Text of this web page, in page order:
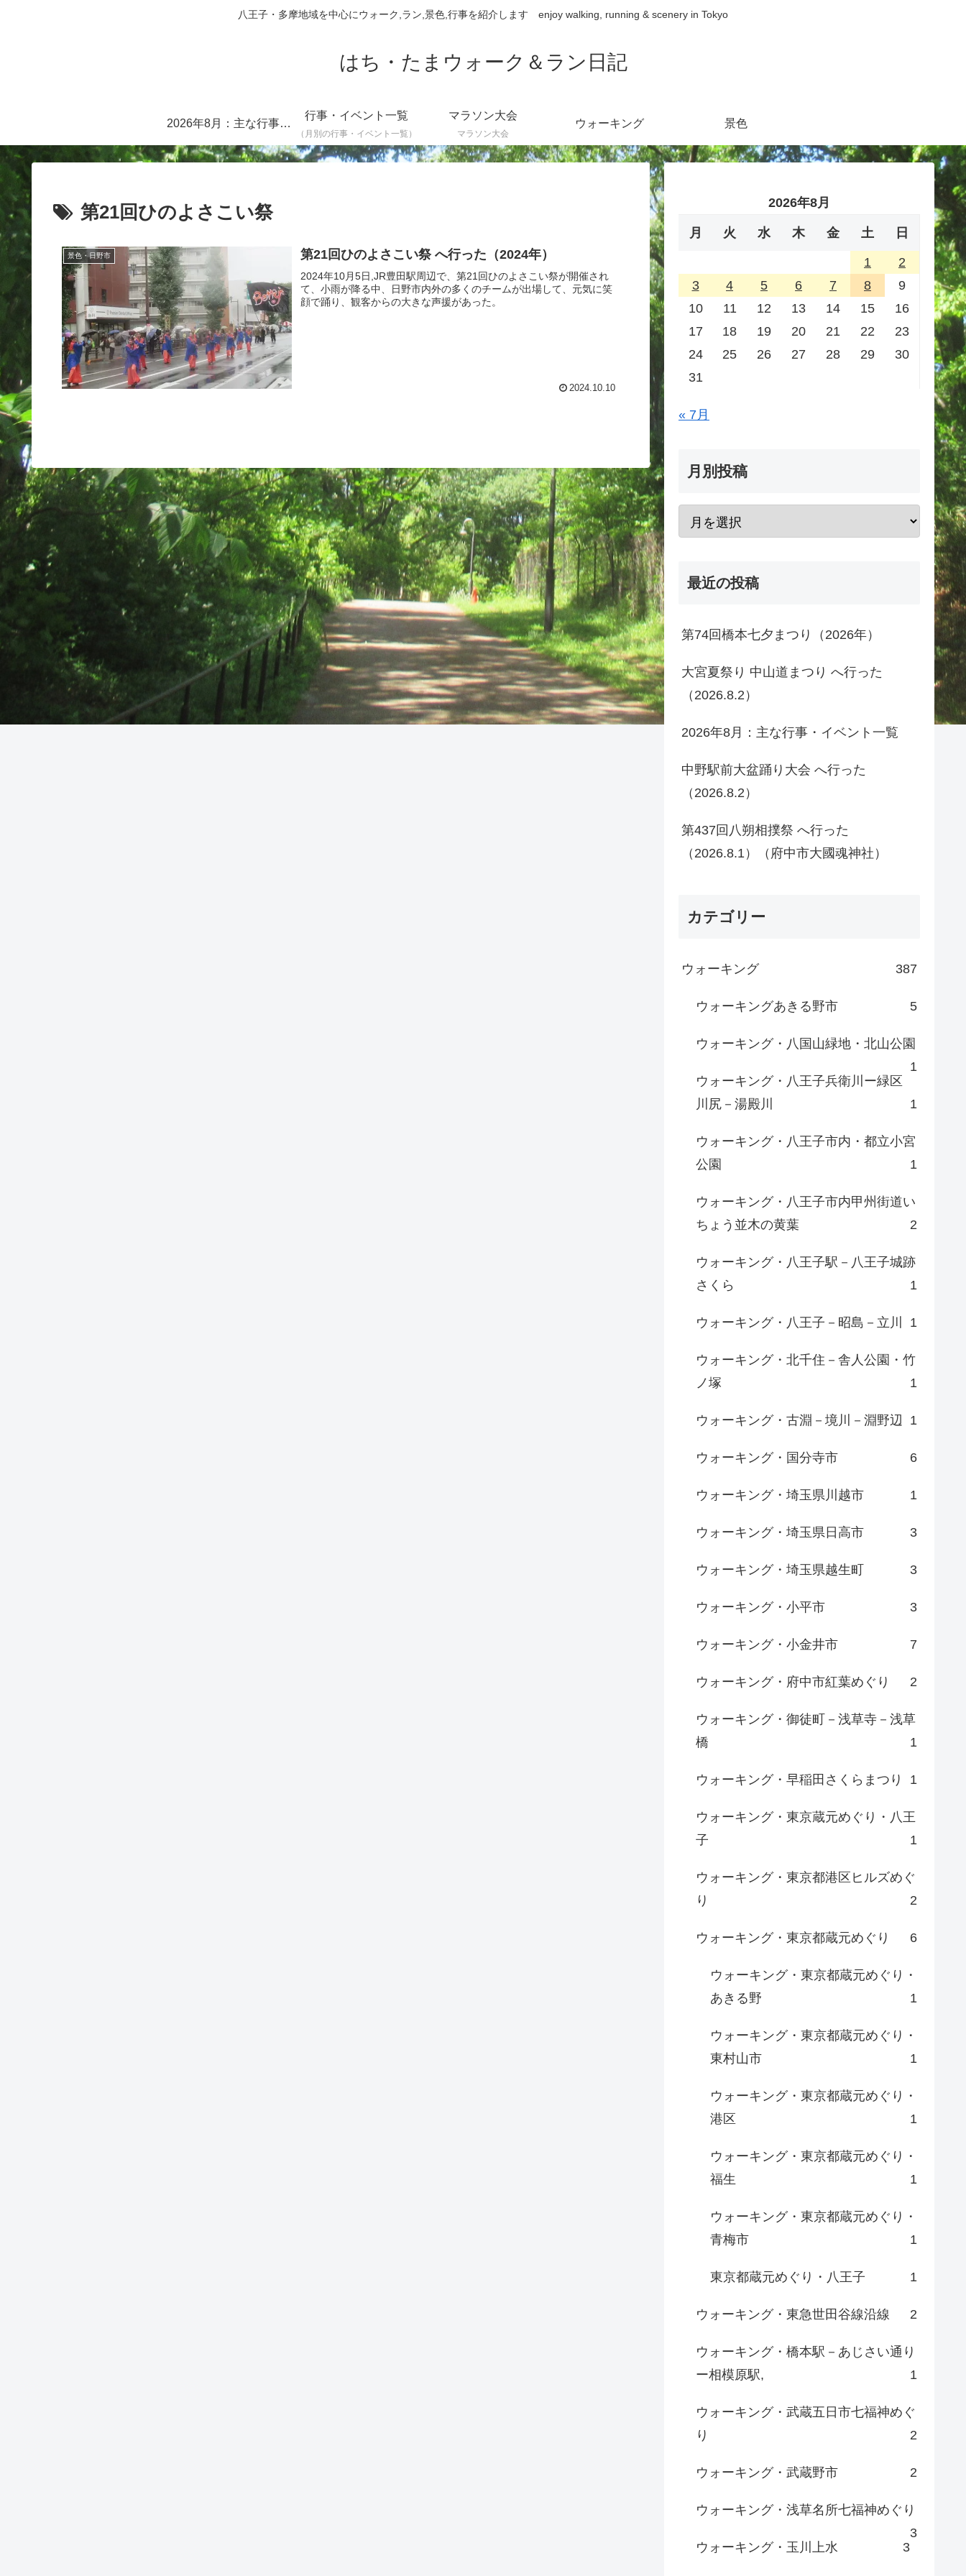
八王子・多摩地域を中心にウォーク,ラン,景色,行事を紹介します enjoy walking, running & scenery in Tokyo
はち・たまウォーク＆ラン日記
2026年8月：主な行事・イベント一覧
行事・イベント一覧
（月別の行事・イベント一覧）
マラソン大会
マラソン大会
ウォーキング 景色
第21回ひのよさこい祭
景色・日野市 第21回ひのよさこい祭 へ行った（2024年）
2024年10月5日,JR豊田駅周辺で、第21回ひのよさこい祭が開催され
て、小雨が降る中、日野市内外の多くのチームが出場して、元気に笑
顔で踊り、観客からの大きな声援があった。
2024.10.10
2026年8月
月 火 水 木 金 土 日
1
2
3
4 5 6 7 8
9
10
11 12 13 14 15
16
17
18 19 20 21 22
23
24
25 26 27 28 29
30
31
« 7月
月別投稿
最近の投稿
第74回橋本七夕まつり（2026年）
大宮夏祭り 中山道まつり へ行った
（2026.8.2）
2026年8月：主な行事・イベント一覧
中野駅前大盆踊り大会 へ行った
（2026.8.2）
第437回八朔相撲祭 へ行った
（2026.8.1）（府中市大國魂神社）
カテゴリー
ウォーキング 387
ウォーキングあきる野市 5
ウォーキング・八国山緑地・北山公園
1
ウォーキング・八王子兵衛川ー緑区
川尻－湯殿川
1
ウォーキング・八王子市内・都立小宮
公園
1
ウォーキング・八王子市内甲州街道い
ちょう並木の黄葉
2
ウォーキング・八王子駅－八王子城跡
さくら
1
ウォーキング・八王子－昭島－立川 1
ウォーキング・北千住－舎人公園・竹
ノ塚
1
ウォーキング・古淵－境川－淵野辺 1
ウォーキング・国分寺市 6
ウォーキング・埼玉県川越市 1
ウォーキング・埼玉県日高市 3
ウォーキング・埼玉県越生町 3
ウォーキング・小平市 3
ウォーキング・小金井市 7
ウォーキング・府中市紅葉めぐり 2
ウォーキング・御徒町－浅草寺－浅草
橋
1
ウォーキング・早稲田さくらまつり 1
ウォーキング・東京蔵元めぐり・八王
子
1
ウォーキング・東京都港区ヒルズめぐ
り
2
ウォーキング・東京都蔵元めぐり 6
ウォーキング・東京都蔵元めぐり・
あきる野
1
ウォーキング・東京都蔵元めぐり・
東村山市
1
ウォーキング・東京都蔵元めぐり・
港区
1
ウォーキング・東京都蔵元めぐり・
福生
1
ウォーキング・東京都蔵元めぐり・
青梅市
1
東京都蔵元めぐり・八王子 1
ウォーキング・東急世田谷線沿線 2
ウォーキング・橋本駅－あじさい通り
ー相模原駅,
1
ウォーキング・武蔵五日市七福神めぐ
り
2
ウォーキング・武蔵野市 2
ウォーキング・浅草名所七福神めぐり
3
ウォーキング・玉川上水
3